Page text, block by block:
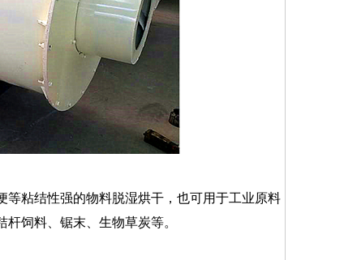
粘结性强的物料脱湿烘干，也可用于工业原料
饲料、锯末、生物草炭等。